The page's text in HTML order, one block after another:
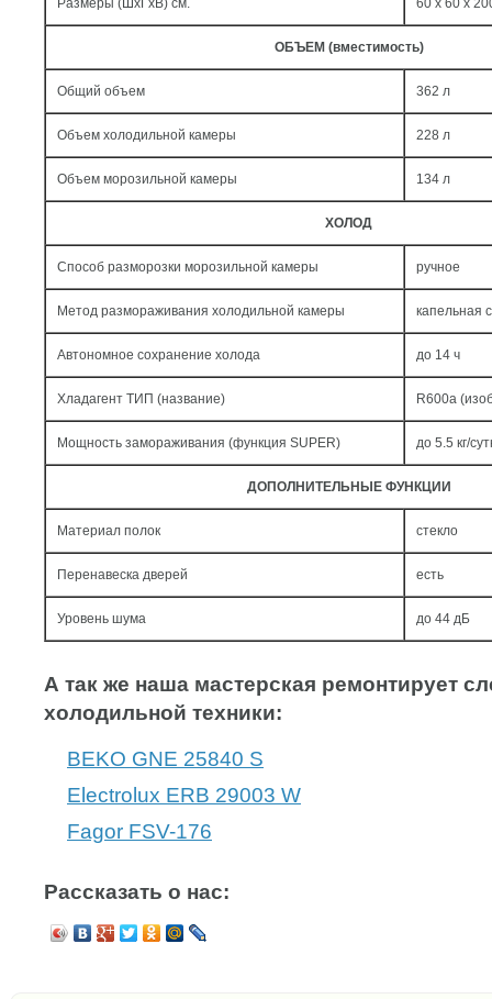
Размеры (ШxГxВ) см. 60 x 60 x
ОБЪЕМ (вместимость)
Общий объем 362 л
Объем холодильной камеры 228 л
Объем морозильной камеры 134 л
ХОЛОД
Способ разморозки морозильной камеры ручное
Метод размораживания холодильной камеры капельная
Автономное сохранение холода до 14 ч
Хладагент ТИП (название) R600a
Мощность замораживания (функция SUPER) до 5.5 кг/
ДОПОЛНИТЕЛЬНЫЕ ФУНКЦИИ
Материал полок стекло
Перенавеска дверей есть
Уровень шума до 44 дБ
А так же наша мастерская ремонтирует
холодильной техники:
BEKO GNE 25840 S
Electrolux ERB 29003 W
Fagor FSV-176
Рассказать о нас: